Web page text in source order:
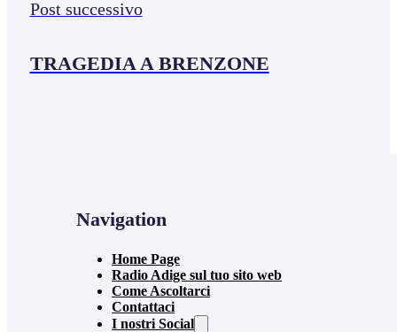
Post successivo
TRAGEDIA A BRENZONE
Navigation
Home Page
Radio Adige sul tuo sito web
Come Ascoltarci
Contattaci
I nostri Social